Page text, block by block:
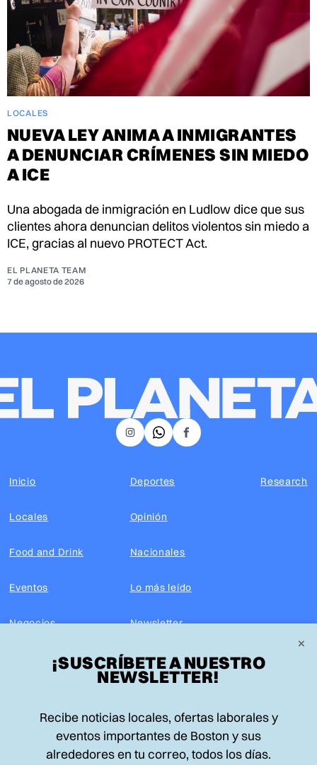
LOCALES
NUEVA LEY ANIMA A INMIGRANTES
A DENUNCIAR CRÍMENES SIN MIEDO
A ICE
Una abogada de inmigración en Ludlow dice que sus
clientes ahora denuncian delitos violentos sin miedo a
ICE, gracias al nuevo PROTECT Act.
EL PLANETA TEAM
7 de agosto de 2026
×
¡SUSCRÍBETE A NUESTRO
NEWSLETTER!
Recibe noticias locales, ofertas laborales y
eventos importantes de Boston y sus
alrededores en tu correo, todos los días.
𝕏 Facebook
Instagram
Inicio
Locales
Food and Drink
Eventos
Negocios
Real Estate
Guía de Recursos
Deportes
Opinión
Nacionales
Lo más leído
Newsletter
Edición impresa
Advertise with us
Research